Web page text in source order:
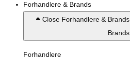
Forhandlere & Brands
Close Forhandlere & Brands
Brands
Forhandlere